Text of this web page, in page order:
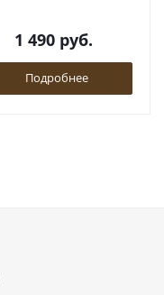
1 490 руб.
Подробнее